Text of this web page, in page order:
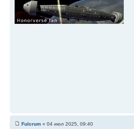
Fulcrum » 04 июл 2025, 09:40